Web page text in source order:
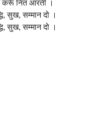
करूँ नित आरती ।
सुख, सम्मान दो ।
सुख, सम्मान दो ।